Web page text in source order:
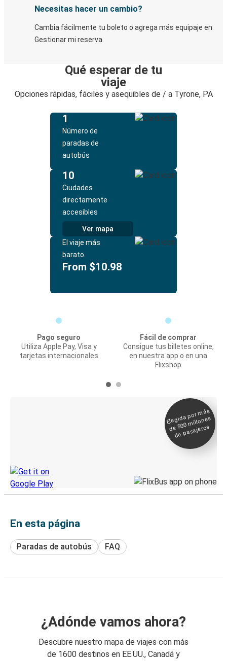
Necesitas hacer un cambio?
Cambia fácilmente tu boleto o agrega más equipaje en
Gestionar mi reserva.
Qué esperar de tu
viaje
Opciones rápidas, fáciles y asequibles de / a Tyrone, PA
1
Número de
paradas de
autobús
10
Ciudades
directamente
accesibles
Ver mapa
El viaje más
barato
From $10.98
Pago seguro
Utiliza Apple Pay, Visa y
tarjetas internacionales
Fácil de comprar
Consigue tus billetes online,
en nuestra app o en una
Flixshop
Elegida por
más
de 500
millones
de pasajeros
En esta página
Paradas de autobús FAQ
¿Adónde vamos ahora?
Descubre nuestro mapa de viajes con más
de 1600 destinos en EE.UU., Canadá y